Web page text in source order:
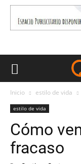
Inicio estilo de vida
estilo de vida
Cómo
fracaso